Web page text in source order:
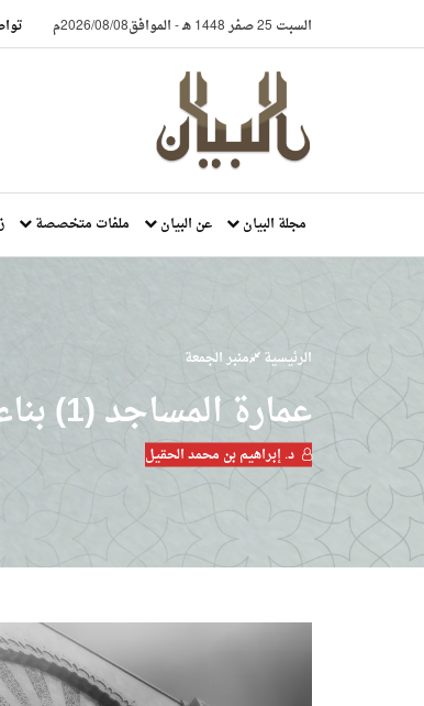
السبت 25 صفر 1448 هـ -الموافق2026/08/08م
مجلة البيان عن البيان ملفات متخصصة
الرئيسية منبر الجمعة
عمارة المساجد (1) بناء المساجد وصيانتها
د. إبراهيم بن محمد الحقيل